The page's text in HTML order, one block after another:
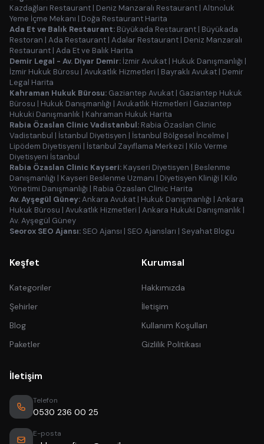
Kazdağları Restaurant | Deniz Manzaralı Restaurant | Altınoluk
Yeme İçme Mekanı | Doğa Restaurant Harita
Ada Et ve Balık Restaurant: Büyükada Restaurant | Büyükada
Restoran | Ada Restaurant | Adalar Restaurant | Deniz Manzaralı
Restaurant | Ada Et ve Balık Harita
Demir Legal - Av. Diyar Demir: İzmir Avukat | Hukuk Danışmanlığı |
İzmir Hukuk Bürosu | Avukatlık Hizmetleri | Bayraklı Avukat | Demir
Legal Harita
Kahraman Hukuk Bürosu: Gaziantep Avukat | Gaziantep Hukuk
Bürosu | Hukuk Danışmanlığı | Avukatlık Hizmetleri | Gaziantep
Hukuki Danışmanlık | Kahraman Hukuk Harita
Rabia Özaslan Clinic Vadistanbul: Rabia Özaslan Clinic
Vadistanbul | İstanbul Diyetisyen | İstanbul Bölgesel İncelme |
Lipödem Diyetisyeni | İstanbul Zayıflama Merkezi | Kilo Verme
Diyetisyeni İstanbul
Rabia Özaslan Clinic Kayseri: Kayseri Diyetisyen | Beslenme
Danışmanlığı | Kayseri Beslenme Uzmanı | Diyetisyen Kliniği | Kilo
Yönetimi Danışmanlığı | Rabia Özaslan Clinic Harita
Av. Ayşegül Güney:Ankara Avukat | Hukuk Danışmanlığı | Ankara
Hukuk Bürosu | Avukatlık Hizmetleri | Ankara Hukuki Danışmanlık |
Av. Ayşegül Güney
Seorox SEO Ajansı: SEO Ajansı | SEO Ajansları | Seyahat Blogu
Keşfet
Kategoriler
Şehirler
Blog
Paketler
Kurumsal
Hakkımızda
İletişim
Kullanım Koşulları
Gizlilik Politikası
İletişim
Telefon
0530 236 00 25
E-posta